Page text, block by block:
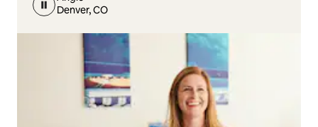
Denver, CO